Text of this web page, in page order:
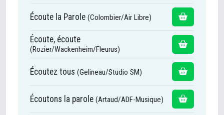
Écoute la Parole (Colombier/Air Libre)
Écoute, écoute
(Rozier/Wackenheim/Fleurus)
Écoutez tous (Gelineau/Studio SM)
Écoutons la parole (Artaud/ADF-Musique)